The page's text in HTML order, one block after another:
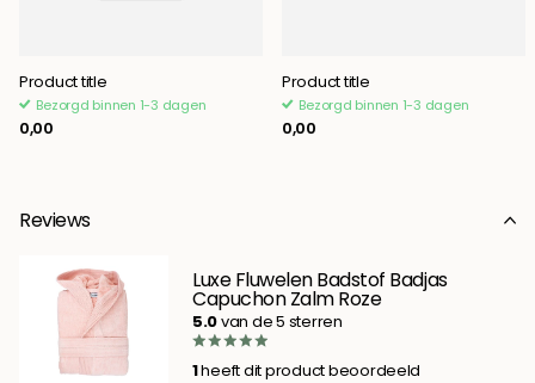
Product title
Bezorgd binnen 1-3 dagen
0,00
Product title
Bezorgd binnen 1-3 dagen
0,00
Reviews
Luxe Fluwelen Badstof Badjas
Capuchon Zalm Roze
5.0van de 5 sterren
1heeft dit product beoordeeld